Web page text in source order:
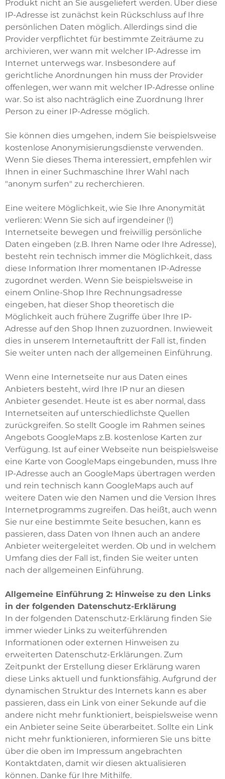
Produkt nicht an Sie ausgeliefert werden. Über diese
IP-Adresse ist zunächst kein Rückschluss auf Ihre
persönlichen Daten möglich. Allerdings sind die
Provider verpflichtet für bestimmte Zeiträume zu
archivieren, wer wann mit welcher IP-Adresse im
Internet unterwegs war. Insbesondere auf
gerichtliche Anordnungen hin muss der Provider
offenlegen, wer wann mit welcher IP-Adresse online
war. So ist also nachträglich eine Zuordnung Ihrer
Person zu einer IP-Adresse möglich.
Sie können dies umgehen, indem Sie beispielsweise
kostenlose Anonymisierungsdienste verwenden.
Wenn Sie dieses Thema interessiert, empfehlen wir
Ihnen in einer Suchmaschine Ihrer Wahl nach
"anonym surfen" zu recherchieren.
Eine weitere Möglichkeit, wie Sie Ihre Anonymität
verlieren: Wenn Sie sich auf irgendeiner (!)
Internetseite bewegen und freiwillig persönliche
Daten eingeben (z.B. Ihren Name oder Ihre Adresse),
besteht rein technisch immer die Möglichkeit, dass
diese Information Ihrer momentanen IP-Adresse
zugordnet werden. Wenn Sie beispielsweise in
einem Online-Shop Ihre Rechnungsadresse
eingeben, hat dieser Shop theoretisch die
Möglichkeit auch frühere Zugriffe über Ihre IP-
Adresse auf den Shop Ihnen zuzuordnen. Inwieweit
dies in unserem Internetauftritt der Fall ist, finden
Sie weiter unten nach der allgemeinen Einführung.
Wenn eine Internetseite nur aus Daten eines
Anbieters besteht, wird Ihre IP nur an diesen
Anbieter gesendet. Heute ist es aber normal, dass
Internetseiten auf unterschiedlichste Quellen
zurückgreifen. So stellt Google im Rahmen seines
Angebots GoogleMaps z.B. kostenlose Karten zur
Verfügung. Ist auf einer Webseite nun beispielsweise
eine Karte von GoogleMaps eingebunden, muss Ihre
IP-Adresse auch an GoogleMaps übertragen werden
und rein technisch kann GoogleMaps auch auf
weitere Daten wie den Namen und die Version Ihres
Internetprogramms zugreifen. Das heißt, auch wenn
Sie nur eine bestimmte Seite besuchen, kann es
passieren, dass Daten von Ihnen auch an andere
Anbieter weitergeleitet werden. Ob und in welchem
Umfang dies der Fall ist, finden Sie weiter unten
nach der allgemeinen Einführung.
Allgemeine Einführung 2: Hinweise zu den Links
in der folgenden Datenschutz-Erklärung
In der folgenden Datenschutz-Erklärung finden Sie
immer wieder Links zu weiterführenden
Informationen oder externen Hinweisen zu
erweiterten Datenschutz-Erklärungen. Zum
Zeitpunkt der Erstellung dieser Erklärung waren
diese Links aktuell und funktionsfähig. Aufgrund der
dynamischen Struktur des Internets kann es aber
passieren, dass ein Link von einer Sekunde auf die
andere nicht mehr funktioniert, beispielsweise wenn
ein Anbieter seine Seite überarbeitet. Sollte ein Link
nicht mehr funktionieren, informieren Sie uns bitte
über die oben im Impressum angebrachten
Kontaktdaten, damit wir diesen aktualisieren
können. Danke für Ihre Mithilfe.